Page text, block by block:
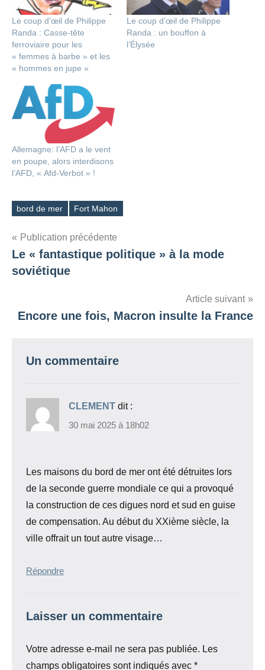
Le coup d’œil de Philippe
Randa : Casse-tête
ferroviaire pour les
« femmes à barbe » et les
« hommes en jupe »
Le coup d’œil de Philippe
Randa : un bouffon à
l’Élysée
Allemagne: l’AFD a le vent
en poupe, alors interdisons
l’AFD, « Afd-Verbot » !
Étiquettes
bord de mer Fort Mahon
Navigation
de
Publication précédente
Le « fantastique politique » à la mode
soviétique
Article suivant
Encore une fois, Macron insulte la France
Un commentaire
CLEMENT dit :
30 mai 2025 à 18h02
Les maisons du bord de mer ont été détruites lors
de la seconde guerre mondiale ce qui a provoqué
la construction de ces digues nord et sud en guise
de compensation. Au début du XXième siècle, la
ville offrait un tout autre visage…
Répondre
Laisser un commentaire
Votre adresse e-mail ne sera pas publiée. Les
champs obligatoires sont indiqués avec *